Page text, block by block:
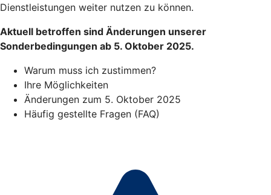
Dienstleistungen weiter nutzen zu können.
Aktuell betroffen sind Änderungen unserer
Sonderbedingungen ab 5. Oktober 2025.
Warum muss ich zustimmen?
Ihre Möglichkeiten
Änderungen zum 5. Oktober 2025
Häufig gestellte Fragen (FAQ)